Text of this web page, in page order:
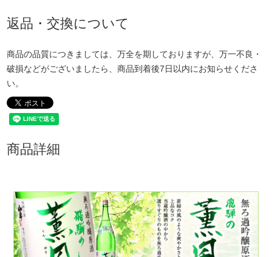
返品・交換について
商品の品質につきましては、万全を期しておりますが、万一不良・
破損などがございましたら、商品到着後7日以内にお知らせくださ
い。
商品詳細